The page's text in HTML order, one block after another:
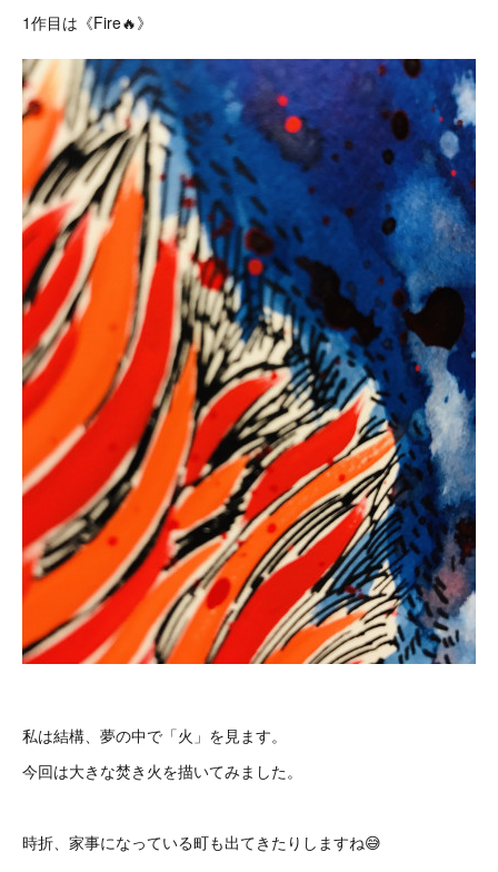
1作目は《Fire🔥》
私は結構、夢の中で「火」を見ます。
今回は大きな焚き火を描いてみました。
時折、家事になっている町も出てきたりしますね😅